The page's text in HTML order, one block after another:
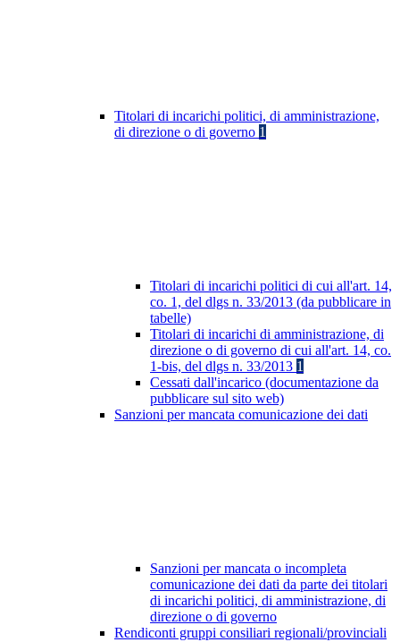
Titolari di incarichi politici, di amministrazione,
di direzione o di governo 1
Titolari di incarichi politici di cui all'art. 14,
co. 1, del dlgs n. 33/2013 (da pubblicare in
tabelle)
Titolari di incarichi di amministrazione, di
direzione o di governo di cui all'art. 14, co.
1-bis, del dlgs n. 33/2013 1
Cessati dall'incarico (documentazione da
pubblicare sul sito web)
Sanzioni per mancata comunicazione dei dati
Sanzioni per mancata o incompleta
comunicazione dei dati da parte dei titolari
di incarichi politici, di amministrazione, di
direzione o di governo
Rendiconti gruppi consiliari regionali/provinciali